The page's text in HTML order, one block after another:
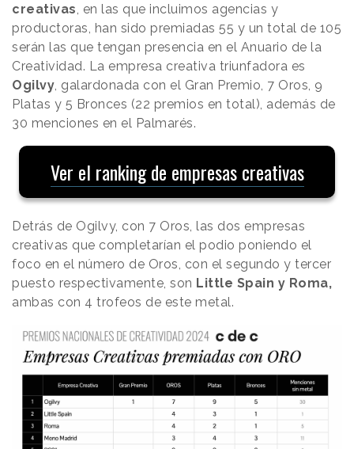
creativas, en las que incluimos agencias y
productoras, han sido premiadas 55 y un total de 105
serán las que tengan presencia en el Anuario de la
Creatividad. La empresa creativa triunfadora es
Ogilvy, galardonada con el Gran Premio, 7 Oros, 9
Platas y 5 Bronces (22 premios en total), además de
30 menciones en el Palmarés.
Ver el ranking de empresas creativas
Detrás de Ogilvy, con 7 Oros, las dos empresas
creativas que completarían el podio poniendo el
foco en el número de Oros, con el segundo y tercer
puesto respectivamente, son Little Spain y Roma,
ambas con 4 trofeos de este metal.